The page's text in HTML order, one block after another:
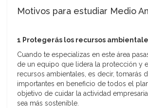
Motivos para estudiar Medio
1 Protegerás los recursos
Cuando te especializas en este área
de un equipo que lidera la protección y
recursos ambientales, es decir, tomarás
importantes en beneficio de todos el
objetivo de cuidar la actividad
sea más sostenible.